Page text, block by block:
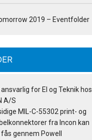
2019 – Eventfolder
ansvarlig for El og Teknik hos
A/S
MIL-C-55302 print- og
fra Incon kan
gennem Powell